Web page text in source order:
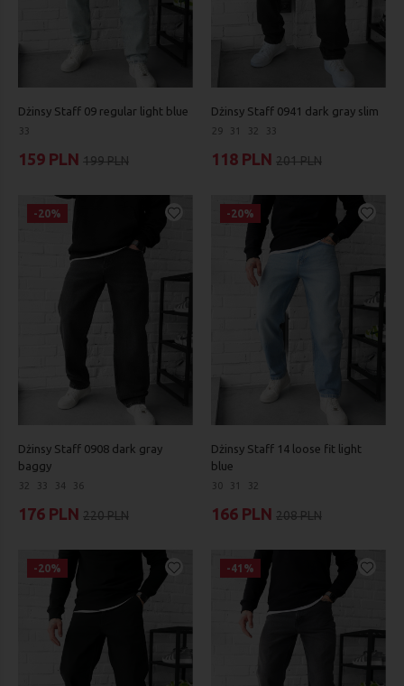
Dżinsy Staff 09 regular light blue
33
159 PLN 199 PLN
Dżinsy Staff 0941 dark gray slim
29 31 32 33
118 PLN 201 PLN
-20%
Dżinsy Staff 0908 dark gray
baggy
32 33 34 36
176 PLN 220 PLN
-20%
Dżinsy Staff 14 loose fit light
blue
30 31 32
166 PLN 208 PLN
-20% -41%